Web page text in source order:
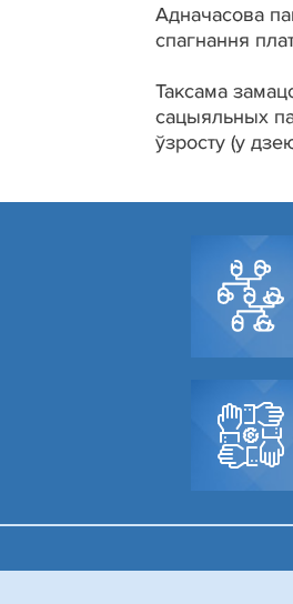
Адначасова
спагнання
Таксама
сацыяльных
ўзросту (у